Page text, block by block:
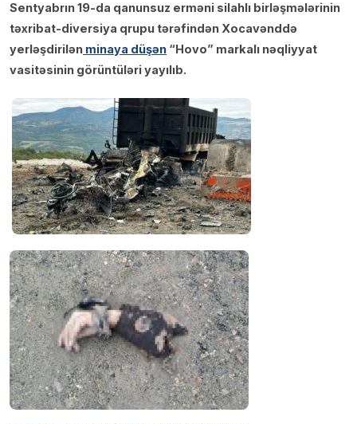
Sentyabrın 19-da qanunsuz erməni silahlı birləşmələrinin
təxribat-diversiya qrupu tərəfindən Xocavənddə
yerləşdirilən minaya düşən “Hovo” markalı nəqliyyat
vasitəsinin görüntüləri yayılıb.